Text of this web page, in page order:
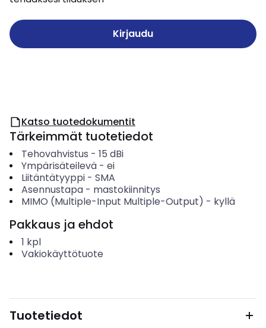
Kirjaudu
Katso tuotedokumentit
Tärkeimmät tuotetiedot
Tehovahvistus - 15 dBi
Ympärisäteilevä- ei
Liitäntätyyppi- SMA
Asennustapa- mastokiinnitys
MIMO (Multiple-Input Multiple-Output) - kyllä
Pakkaus ja ehdot
1 kpl
Vakiokäyttötuote
Tuotetiedot